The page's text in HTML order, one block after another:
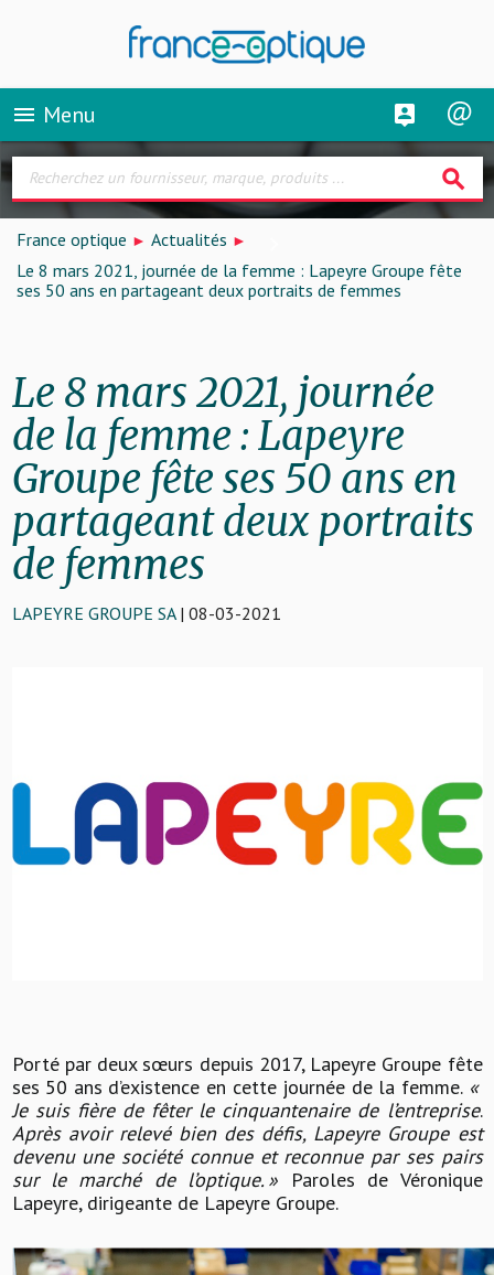
menu Menu
search
France optique
Actualités
Le 8 mars 2021, journée de la femme : Lapeyre Groupe fête
ses 50 ans en partageant deux portraits de femmes
Le 8 mars 2021, journée
de la femme : Lapeyre
Groupe fête ses 50 ans en
partageant deux portraits
de femmes
LAPEYRE GROUPE SA| 08-03-2021
Porté par deux sœurs depuis 2017, Lapeyre Groupe fête
ses 50 ans d’existence en cette journée de la femme. «
Je suis fière de fêter le cinquantenaire de l’entreprise.
Après avoir relevé bien des défis, Lapeyre Groupe est
devenu une société connue et reconnue par ses pairs
sur le marché de l’optique.»
Paroles de Véronique
Lapeyre, dirigeante de Lapeyre Groupe.